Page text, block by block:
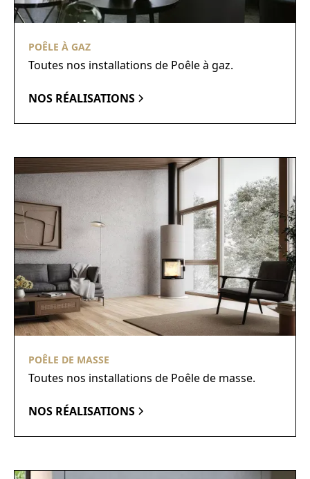
POÊLE À GAZ
Toutes nos installations de Poêle à gaz.
NOS RÉALISATIONS
POÊLE DE MASSE
Toutes nos installations de Poêle de masse.
NOS RÉALISATIONS